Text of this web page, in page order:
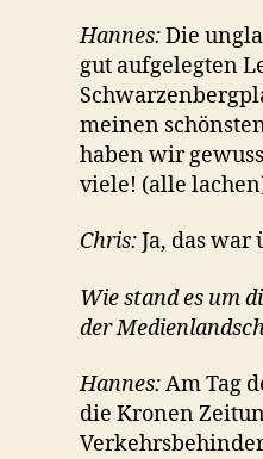
Hannes:Die
gut aufgelegten
meinen
haben wir
viele! (alle
Chris:Ja, das
Wie stand es um
der
Hannes:Am Tag
die Kronen